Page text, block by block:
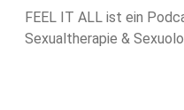
FEEL IT ALL ist ein
Sexualtherapie &